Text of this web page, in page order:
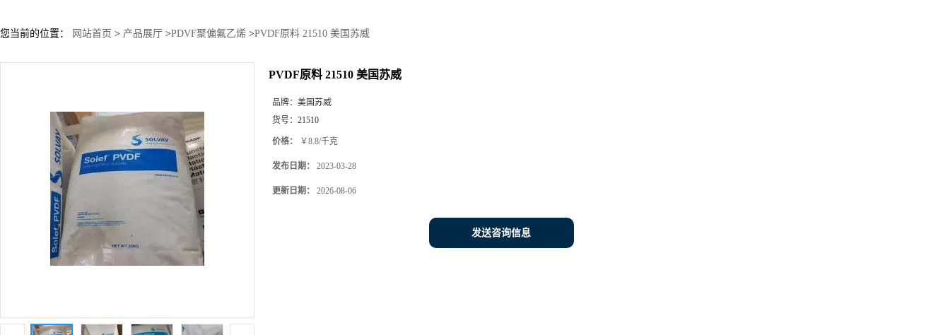
您当前的位置： 网站首页 > 产品展厅 >PDVF聚偏氟乙烯 >PVDF原料 21510 美国苏威
PVDF原料 21510 美国苏威
品牌： 美国苏威
货号： 21510
价格： ￥8.8/千克
发布日期： 2023-03-28
更新日期： 2026-08-06
发送咨询信息